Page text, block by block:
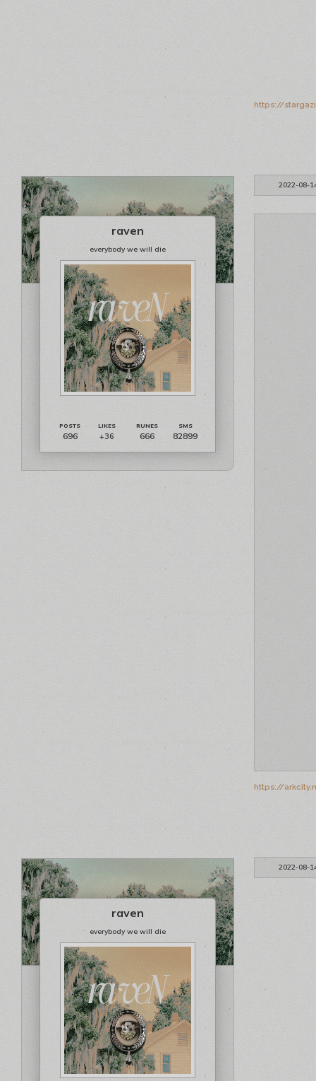
https://
2022-08-
raven
everybody we will die
696 +36 666 82899
https://
2022-08-
raven
everybody we will die